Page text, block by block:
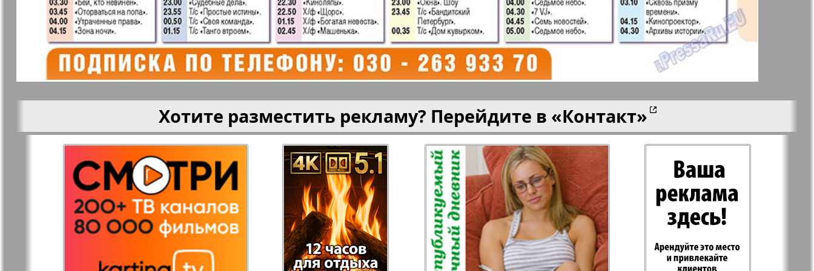
Кругозор Кругозор плюс! Kulinar TV Kurorte aktuell LDK по-русски
Le Voyageur Life in Франкфурт М-City Маяк Португалии Мила
здоровья
МК Испания Мост-Израиль Мюнхен-сити
My City Frankfurt
am Main
Наш Иерусалим Наш мир
Наша Газета
Италия
Наша Газета
Ирландия
Наша марка
Наше Турбюро Нескучная газета Новая Wолна Норд
Хотите разместить рекламу? Перейдите в «Контакт»